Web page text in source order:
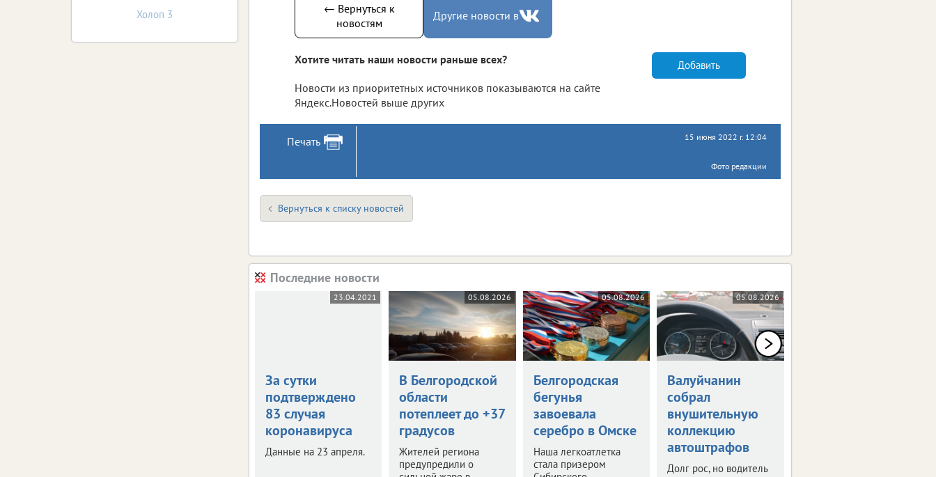
← Вернуться к
новостям
Другие новости в
Хотите читать наши новости раньше всех?
Новости из приоритетных источников показываются на сайте
Яндекс.Новостей выше других
Добавить
Печать 15 июня 2022 г. 12:04
Фото редакции
Вернуться к списку новостей
Последние новости
23.04.2021
За сутки
подтверждено
83 случая
коронавируса
Данные на 23 апреля.
05.08.2026
В Белгородской
области
потеплеет до +37
градусов
Жителей региона
предупредили о
05.08.2026
Белгородская
бегунья
завоевала
серебро в Омске
Наша легкоатлетка
стала призером
05.08.2026
Валуйчанин
собрал
внушительную
коллекцию
автоштрафов
Долг рос, но водитель
Холоп 3